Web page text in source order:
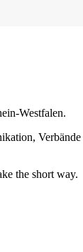
Westfalen.
the short way.